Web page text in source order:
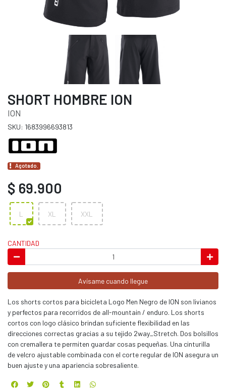
SHORT HOMBRE ION
ION
SKU: 1683996693813
Agotado.
$ 69.900
L XL XXL
CANTIDAD
Avísame cuando llegue
Los shorts cortos para bicicleta Logo Men Negro de ION son livianos
y perfectos para recorridos de all-mountain / enduro. Los shorts
cortos con logo clásico brindan suficiente flexibilidad en las
direcciones correctas gracias a su tejido 2way_Stretch. Dos bolsillos
con cremallera te permiten guardar cosas pequeñas. Una cinturilla
de velcro ajustable combinada con el corte regular de ION asegura un
buen ajuste y una apariencia sobresaliente.